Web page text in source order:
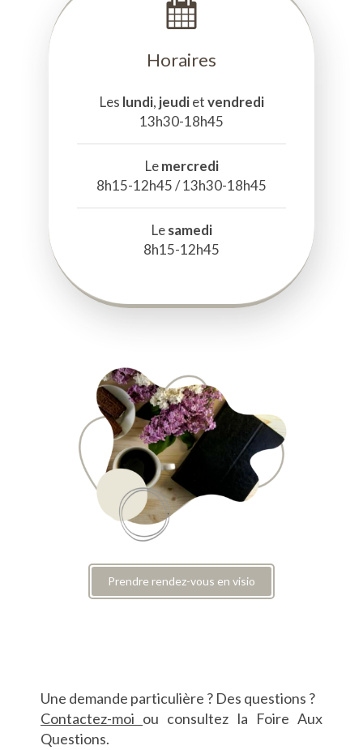
Horaires
Les lundi, jeudietvendredi
13h30-18h45
Lemercredi
8h15-12h45 / 13h30-18h45
Lesamedi
8h15-12h45
Prendre rendez-vous en visio
Une demande particulière ? Des questions ?
Contactez-moi ou consultez la Foire Aux
Questions.